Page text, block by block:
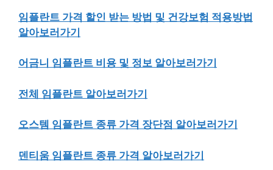
임플란트 가격 할인 받는 방법 및 건강보험 적용방법
알아보러가기
어금니 임플란트 비용 및 정보 알아보러가기
전체 임플란트 알아보러가기
오스템 임플란트 종류 가격 장단점 알아보러가기
덴티움 임플란트 종류 가격 알아보러가기